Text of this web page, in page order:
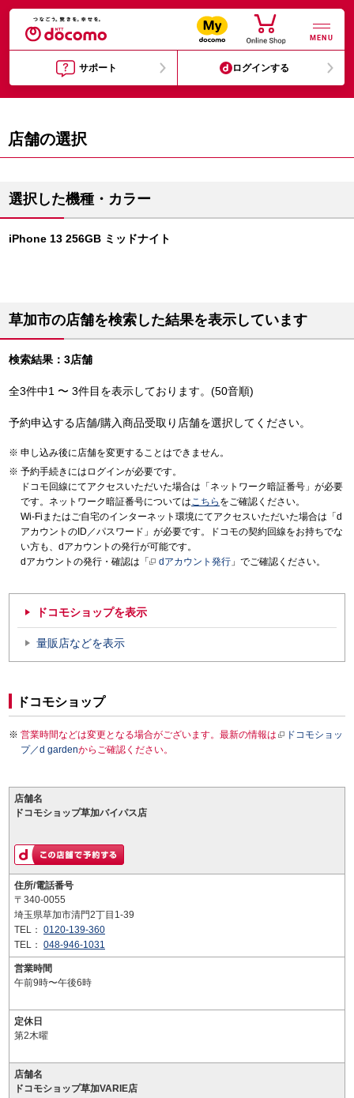
MENU
サポート ログインする
店舗の選択
選択した機種・カラー
iPhone 13 256GB ミッドナイト
草加市の店舗を検索した結果を表示しています
検索結果：3店舗
全3件中1 〜 3件目を表示しております。(50音順)
予約申込する店舗/購入商品受取り店舗を選択してください。
申し込み後に店舗を変更することはできません。
予約手続きにはログインが必要です。
ドコモ回線にてアクセスいただいた場合は「ネットワーク暗証番号」が必要
です。ネットワーク暗証番号についてはこちら をご確認ください。
Wi-Fiまたはご自宅のインターネット環境にてアクセスいただいた場合は「d
アカウントのID／パスワード」が必要です。ドコモの契約回線をお持ちでな
い方も、dアカウントの発行が可能です。
dアカウントの発行・確認は「
dアカウント発行 」でご確認ください。
ドコモショップを表示
量販店などを表示
ドコモショップ
営業時間などは変更となる場合がございます。最新の情報は
ドコモショッ
プ／d gardenからご確認ください。
店舗名
ドコモショップ草加バイパス店
住所/電話番号
〒340-0055
埼玉県草加市清門2丁目1-39
TEL： 0120-139-360
TEL： 048-946-1031
営業時間
午前9時〜午後6時
定休日
第2木曜
店舗名
ドコモショップ草加VARIE店